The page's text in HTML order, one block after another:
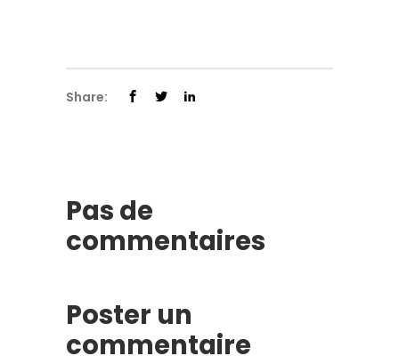
Share:
Pas de
commentaires
Poster un
commentaire